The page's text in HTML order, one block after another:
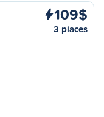
109$
3 places